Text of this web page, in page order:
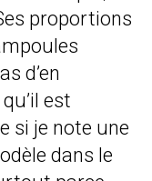
proportions
d’en
est
si je note une
dans le